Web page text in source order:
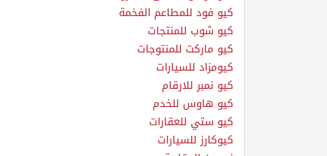
كيو فود للمطاعم الفخمة
كيو شوب للمنتجات
كيو ماركت للمنتوجات
كيومزاد للسيارات
كيو نمبر للارقام
كيو هاوس للخدم
كيو ستي للعقارات
كيوكارز للسيارات